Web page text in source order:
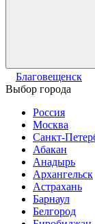
Благовещенск
Выбор города
Россия
Москва
Санкт-
Абакан
Анадырь
Архангельск
Астрахань
Барнаул
Белгород